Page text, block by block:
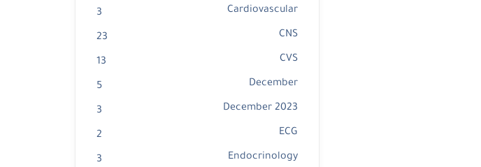
Cardiovascular
3
CNS
23
CVS
13
December
5
December 2023
3
ECG
2
Endocrinology
3